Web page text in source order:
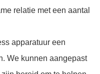
relatie met een aantal
apparatuur een
We kunnen aangepast